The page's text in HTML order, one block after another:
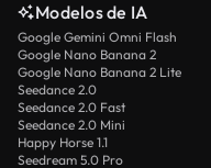
Modelos de IA
Google Gemini Omni Flash
Google Nano Banana 2
Google Nano Banana 2 Lite
Seedance 2.0
Seedance 2.0 Fast
Seedance 2.0 Mini
Happy Horse 1.1
Seedream 5.0 Pro